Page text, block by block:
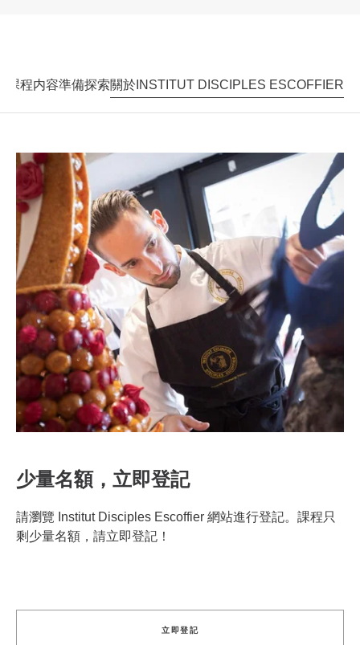
課程内容準備探索關於INSTITUT DISCIPLES ESCOFFIER
少量名額，立即登記
請瀏覽 Institut Disciples Escoffier 網站進行登記。課程只
剩少量名額，請立即登記！
立即登記